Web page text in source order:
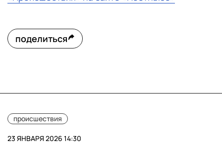
поделиться
происшествия
23 ЯНВАРЯ 2026 14:30